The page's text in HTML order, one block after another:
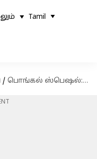
Tamil
/ பொங்கல் ஸ்பெஷல்: மாட்டு பொங்கல் பற்றி சில தகவல்கள்